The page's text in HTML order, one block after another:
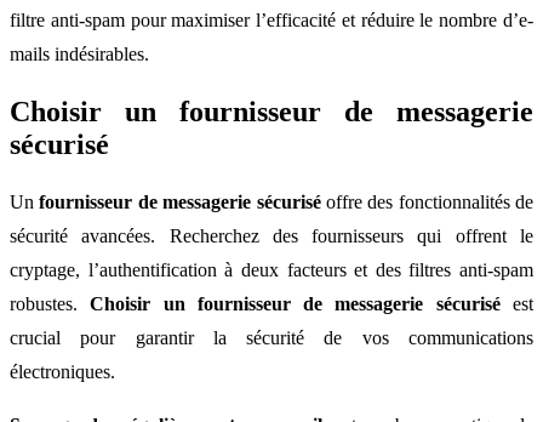
filtre anti-spam pour maximiser l’efficacité et réduire le nombre d’e-
mails indésirables.
Choisir un fournisseur de messagerie
sécurisé
Unfournisseur de messagerie sécuriséoffre des fonctionnalités de
sécurité avancées. Recherchez des fournisseurs qui offrent le
cryptage, l’authentification à deux facteurs et des filtres anti-spam
robustes.Choisir un fournisseur de messagerie sécuriséest
crucial pour garantir la sécurité de vos communications
électroniques.